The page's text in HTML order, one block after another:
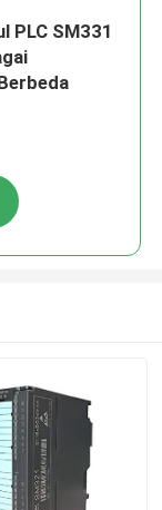
PLC SM331